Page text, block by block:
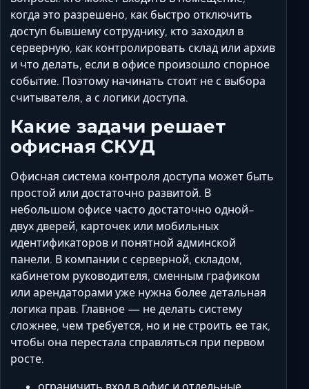
Сочи
Феодосия
Черкесск
когда это разрешено, как быстро отключить
доступ бывшему сотруднику, кто заходил в
серверную, как контролировать склад или архив
и что делать, если в офисе произошло спорное
событие. Поэтому начинать стоит не с выбора
считывателя, а с логики доступа.
Какие задачи решает
офисная СКУД
Офисная система контроля доступа может быть
простой или достаточно развитой. В
небольшом офисе часто достаточно одной-
двух дверей, карточек или мобильных
идентификаторов и понятной админской
панели. В компании с серверной, складом,
кабинетом руководителя, сменным графиком
или арендаторами уже нужна более детальная
логика прав. Главное — не делать систему
сложнее, чем требуется, но и не строить ее так,
чтобы она перестала справляться при первом
росте.
ограничить вход в офис и отдельные